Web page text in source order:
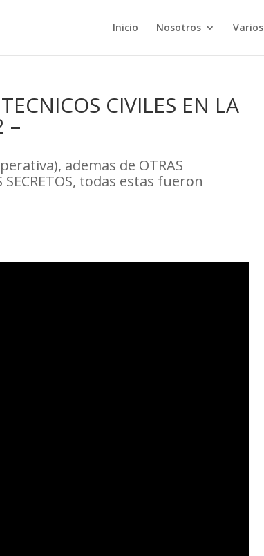
Inicio Nosotros Varios
CIVILES EN LA
–
ademas de OTRAS
SECRETOS, todas estas fueron